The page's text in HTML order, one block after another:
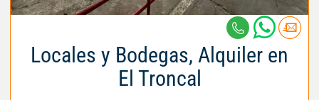
Locales y Bodegas, Alquiler en
El Troncal